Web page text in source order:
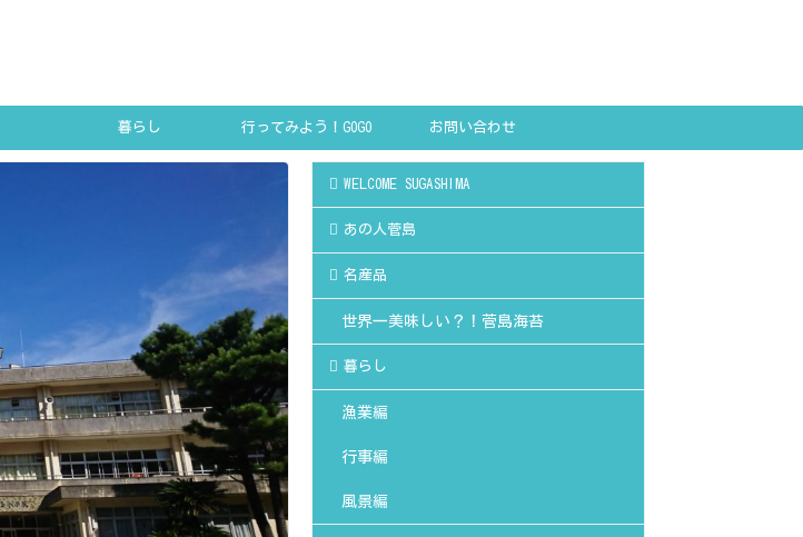
暮らし 行ってみよう！GOGO お問い合わせ
WELCOME SUGASHIMA
あの人菅島
名産品
世界一美味しい？！菅島海苔
暮らし
漁業編
行事編
風景編